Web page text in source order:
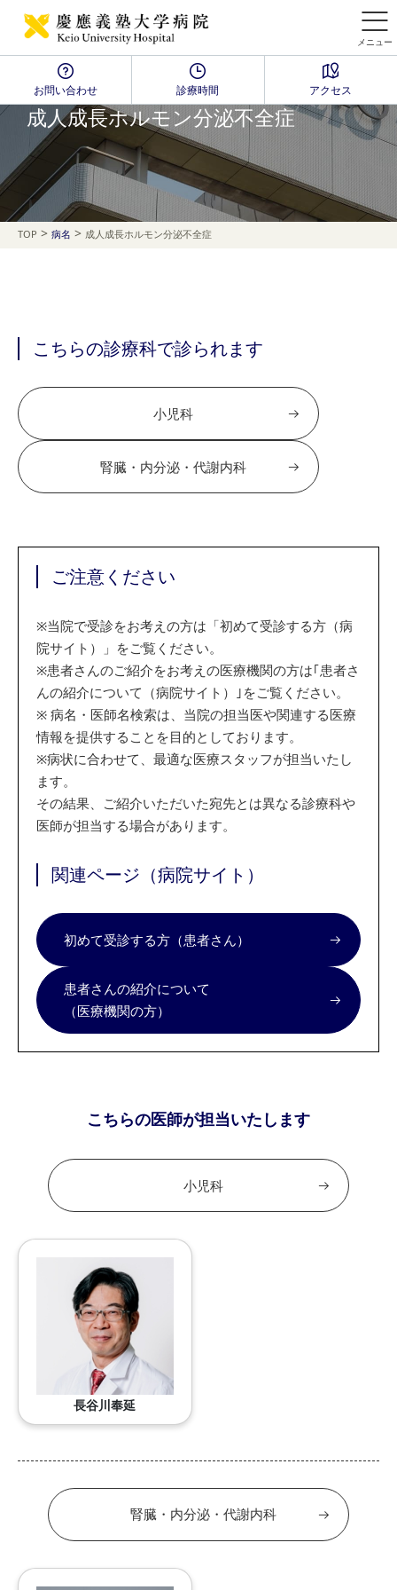
メニュー
お問い合わせ 診療時間 アクセス
Disease Name Search
成人成長ホルモン分泌不全症
TOP > 病名 > 成人成長ホルモン分泌不全症
こちらの診療科で診られます
小児科
腎臓・内分泌・代謝内科
ご注意ください
※当院で受診をお考えの方は「初めて受診する方（病
院サイト）」をご覧ください。
※患者さんのご紹介をお考えの医療機関の方は｢患者さ
んの紹介について（病院サイト）｣をご覧ください。
※ 病名・医師名検索は、当院の担当医や関連する医療
情報を提供することを目的としております。
※病状に合わせて、最適な医療スタッフが担当いたし
ます。
その結果、ご紹介いただいた宛先とは異なる診療科や
医師が担当する場合があります。
関連ページ（病院サイト）
初めて受診する方（患者さん）
患者さんの紹介について
（医療機関の方）
こちらの医師が担当いたします
小児科
長谷川奉延
腎臓・内分泌・代謝内科